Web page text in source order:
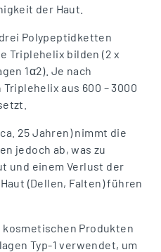
der Haut.
Polypeptidketten
Triplehelix bilden (2 x
1α2). Je nach
aus 600 – 3000
25 Jahren) nimmt die
jedoch ab, was zu
und einem Verlust der
(Dellen, Falten) führen
Produkten
Typ-1 verwendet, um